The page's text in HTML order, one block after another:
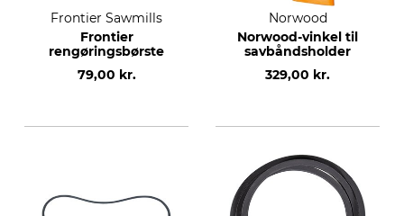
Frontier Sawmills
Frontier
rengøringsbørste
79,00 kr.
Norwood
Norwood-vinkel til
savbåndsholder
329,00 kr.